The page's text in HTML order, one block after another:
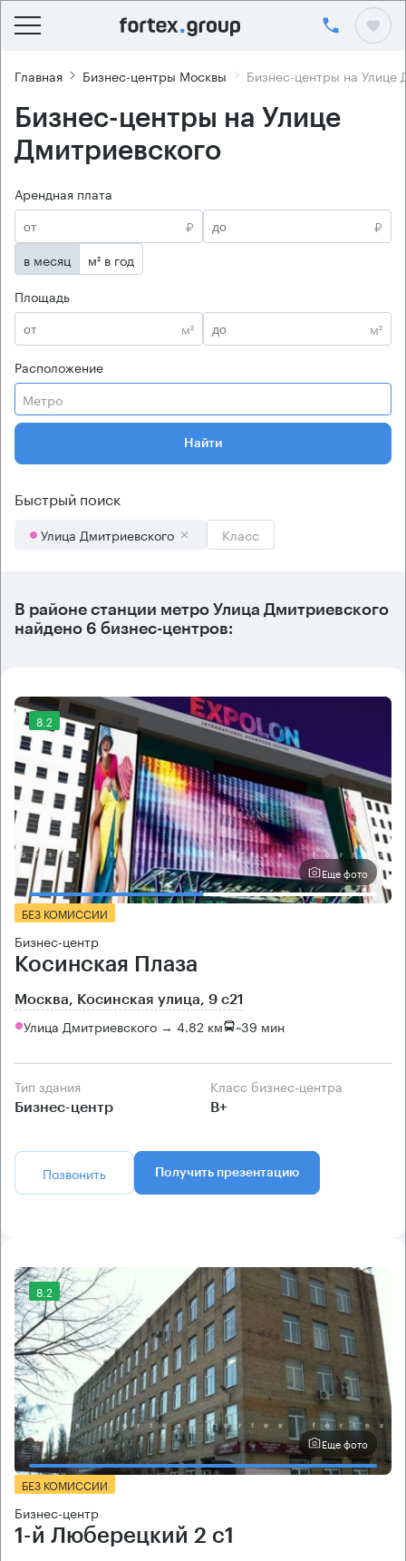
Главная Бизнес-центры Москвы Бизнес-центры на Улице
Бизнес-центры на Улице
Дмитриевского
Арендная плата
₽
₽
в месяц
м² в год
Площадь
м²
м²
Расположение
Метро
Найти
Быстрый поиск
Улица Дмитриевского Класс
В районе станции метро Улица Дмитриевского
найдено 6 бизнес-центров:
8.2
Еще фото
БЕЗ КОМИССИИ
Бизнес-центр
Косинская Плаза
Москва, Косинская улица, 9 с21
Улица Дмитриевского → 4.82 км ~39 мин
Тип здания
Бизнес-центр
Класс бизнес-центра
B+
Позвонить Получить презентацию
8.2
Еще фото
БЕЗ КОМИССИИ
Бизнес-центр
1-й Люберецкий 2 с1